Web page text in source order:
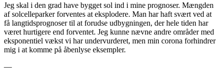
Jeg skal i den grad have bygget sol ind i mine prognoser. Mængden
af solcelleparker forventes at eksplodere. Man har haft svært ved at
få langtidsprognoser til at forudse udbygningen, der hele tiden har
været hurtigere end forventet. Jeg kunne nævne andre områder med
eksponentiel vækst vi har undervurderet, men min corona forhindrer
mig i at komme på åbenlyse eksempler.
—